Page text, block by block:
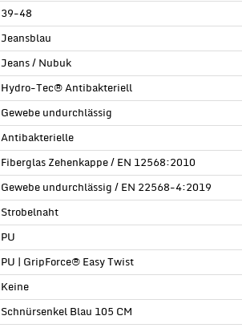
39-48
Jeansblau
Jeans / Nubuk
Hydro-Tec® Antibakteriell
Gewebe undurchlässig
Antibakterielle
Fiberglas Zehenkappe / EN 12568:2010
Gewebe undurchlässig / EN 22568-4:2019
Strobelnaht
PU
PU | GripForce® Easy Twist
Keine
Schnürsenkel Blau 105 CM